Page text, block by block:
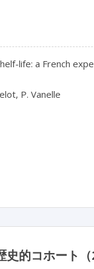
life: a French
的コホート